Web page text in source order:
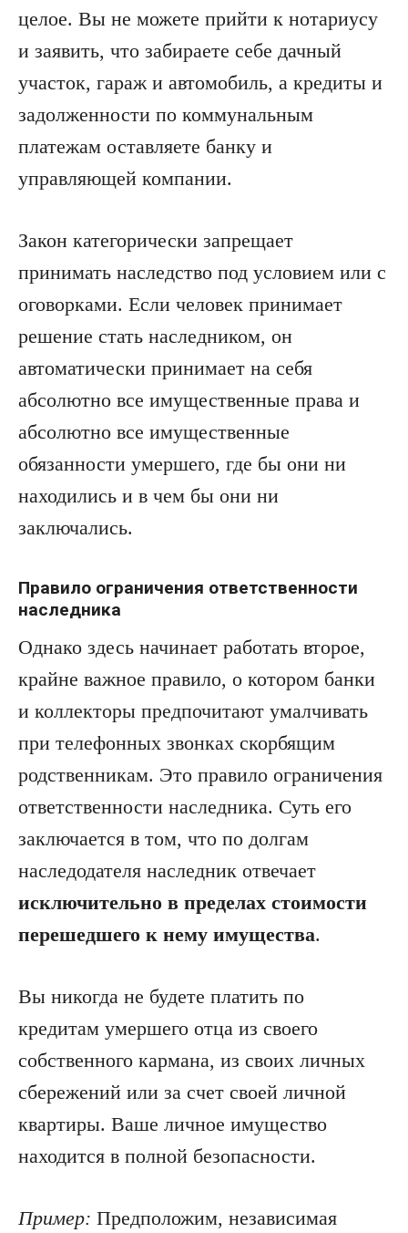
целое. Вы не можете прийти к нотариусу
и заявить, что забираете себе дачный
участок, гараж и автомобиль, а кредиты и
задолженности по коммунальным
платежам оставляете банку и
управляющей компании.
Закон категорически запрещает
принимать наследство под условием или с
оговорками. Если человек принимает
решение стать наследником, он
автоматически принимает на себя
абсолютно все имущественные права и
абсолютно все имущественные
обязанности умершего, где бы они ни
находились и в чем бы они ни
заключались.
Правило ограничения ответственности
наследника
Однако здесь начинает работать второе,
крайне важное правило, о котором банки
и коллекторы предпочитают умалчивать
при телефонных звонках скорбящим
родственникам. Это правило ограничения
ответственности наследника. Суть его
заключается в том, что по долгам
наследодателя наследник отвечает
исключительно в пределах стоимости
перешедшего к нему имущества.
Вы никогда не будете платить по
кредитам умершего отца из своего
собственного кармана, из своих личных
сбережений или за счет своей личной
квартиры. Ваше личное имущество
находится в полной безопасности.
Пример: Предположим, независимая